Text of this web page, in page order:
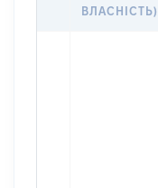
ВЛАСНІСТЬ)